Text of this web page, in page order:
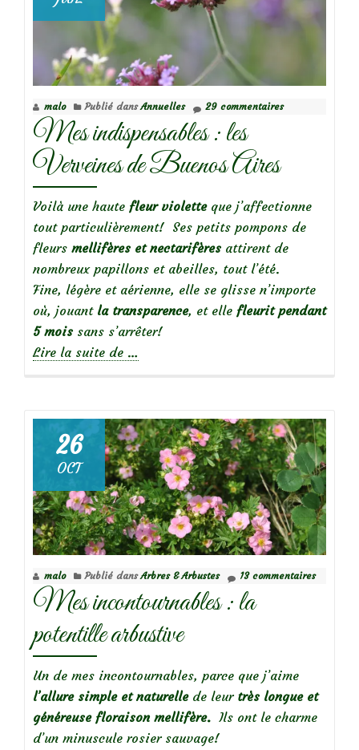
malo Publié dansAnnuelles 29 commentaires
Mes indispensables : les
Verveines de Buenos Aires
Voilà une haute fleur violetteque j’affectionne
tout particulièrement! Ses petits pompons de
fleurs mellifères et nectarifères attirent de
nombreux papillons et abeilles, tout l’été.
Fine, légère et aérienne, elle se glisse n’importe
où, jouant la transparence, et elle fleurit pendant
5 mois sans s’arrêter!
Lire la suite de
:
les
Verveines
de
Buenos
Aires
…
26
OCT
malo Publié dansArbres & Arbustes 13 commentaires
Mes incontournables : la
potentille arbustive
Un de mes incontournables, parce que j’aime
l’allure simple et naturellede leurtrès longue et
généreuse floraison mellifère. Ils ont le charme
d’un minuscule rosier sauvage!